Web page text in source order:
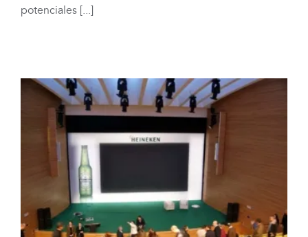
potenciales [...]